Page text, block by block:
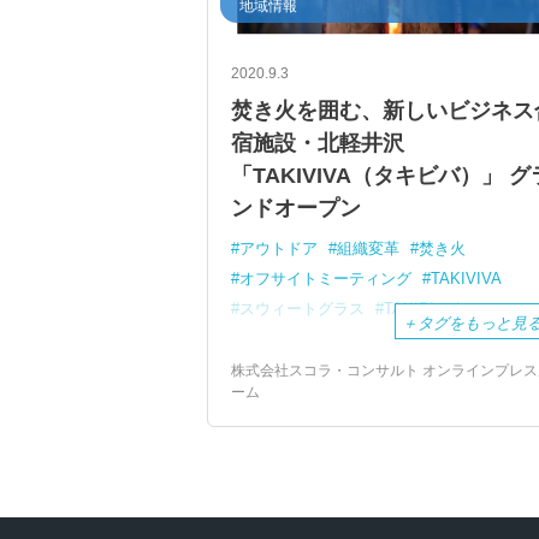
地域情報
2020.9.3
焚き火を囲む、新しいビジネス
宿施設・北軽井沢
「TAKIVIVA（タキビバ）」 グ
ンドオープン
アウトドア 組織変革
焚き火
オフサイトミーティング
TAKIVIVA
スウィートグラス
TAKIBIcation
＋ タグをもっと見
株式会社スコラ・コンサルト オンラインプレ
ーム